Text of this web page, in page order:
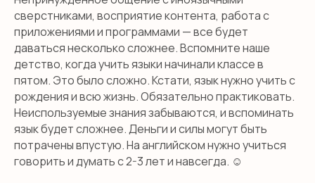
сверстниками, восприятие контента, работа с
приложениями и программами — все будет
даваться несколько сложнее. Вспомните наше
детство, когда учить языки начинали классе в
пятом. Это было сложно. Кстати, язык нужно учить с
рождения и всю жизнь. Обязательно практиковать.
Неиспользуемые знания забываются, и вспоминать
язык будет сложнее. Деньги и силы могут быть
потрачены впустую. На английском нужно учиться
говорить и думать с 2-3 лет и навсегда. ☺
НЕТ ВРЕМЕНИ